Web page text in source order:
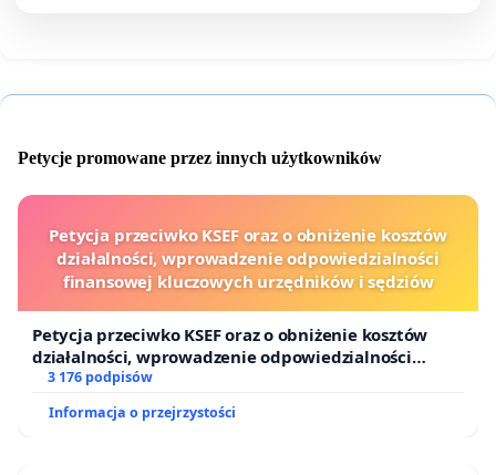
Petycje promowane przez innych użytkowników
Petycja przeciwko KSEF oraz o obniżenie kosztów
działalności, wprowadzenie odpowiedzialności
finansowej kluczowych urzędników i sędziów
Petycja przeciwko KSEF oraz o obniżenie kosztów
działalności, wprowadzenie odpowiedzialności
finansowej kluczowych urzędników i sędziów
3 176 podpisów
Informacja o przejrzystości